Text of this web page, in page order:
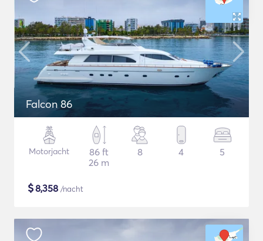
Falcon 86
Motorjacht
86 ft
26 m
8 4 5
$8,358 /nacht